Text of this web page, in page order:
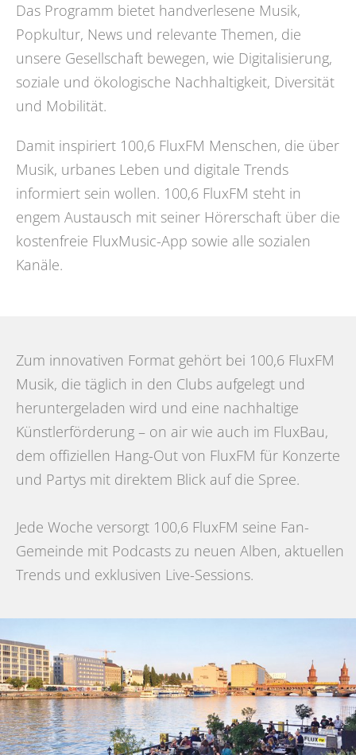
Das Programm bietet handverlesene Musik,
Popkultur, News und relevante Themen, die
unsere Gesellschaft bewegen, wie Digitalisierung,
soziale und ökologische Nachhaltigkeit, Diversität
und Mobilität.
Damit inspiriert 100,6 FluxFM Menschen, die über
Musik, urbanes Leben und digitale Trends
informiert sein wollen. 100,6 FluxFM steht in
engem Austausch mit seiner Hörerschaft über die
kostenfreie FluxMusic-App sowie alle sozialen
Kanäle.
Zum innovativen Format gehört bei 100,6 FluxFM
Musik, die täglich in den Clubs aufgelegt und
heruntergeladen wird und eine nachhaltige
Künstlerförderung – on air wie auch im FluxBau,
dem offiziellen Hang-Out von FluxFM für Konzerte
und Partys mit direktem Blick auf die Spree.
Jede Woche versorgt 100,6 FluxFM seine Fan-
Gemeinde mit Podcasts zu neuen Alben, aktuellen
Trends und exklusiven Live-Sessions.